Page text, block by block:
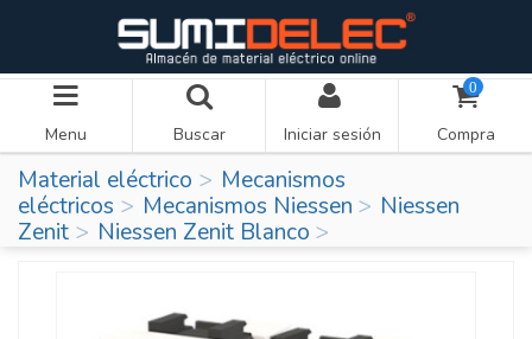
Menu Buscar Iniciar sesión
0
Compra
Material eléctrico
Mecanismos
eléctricos
Mecanismos Niessen
Niessen
Zenit
Niessen Zenit Blanco